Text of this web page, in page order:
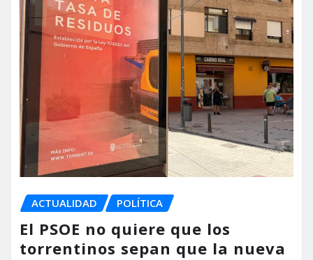
ACTUALIDAD POLÍTICA
El PSOE no quiere que los
torrentinos sepan que la nueva